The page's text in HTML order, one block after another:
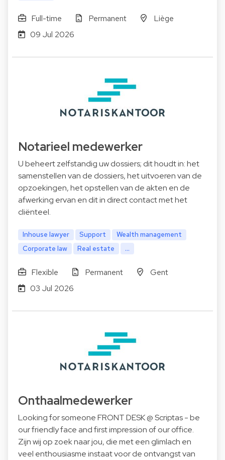
Full-time Permanent
Liège
09 Jul 2026
Notarieel medewerker
U beheert zelfstandig uw dossiers; dit houdt in: het
samenstellen van de dossiers, het uitvoeren van de
opzoekingen, het opstellen van de akten en de
afwerking ervan en dit in direct contact met het
cliënteel.
Inhouse lawyer Support
Wealth management
Corporate law
Real estate ...
Flexible Permanent
Gent
03 Jul 2026
Onthaalmedewerker
Looking for someone FRONT DESK @ Scriptas - be
our friendly face and first impression of our office.
Zijn wij op zoek naar jou, die met een glimlach en
veel enthousiasme instaat voor de ontvangst van